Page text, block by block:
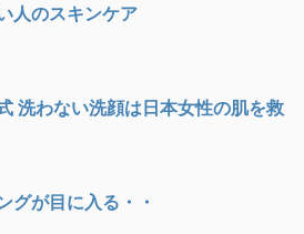
人のスキンケア
洗わない洗顔は日本女性の肌を救
グが目に入る・・